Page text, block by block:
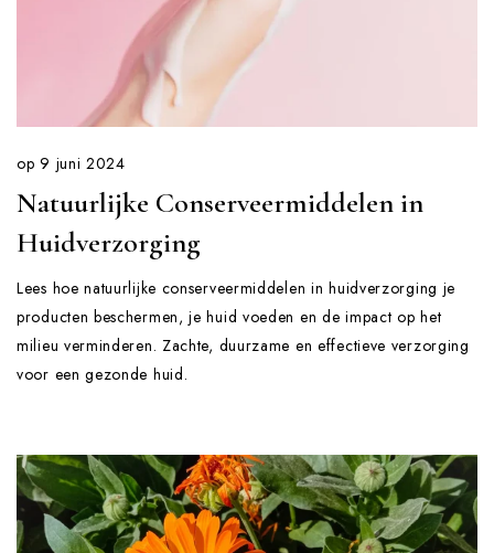
op 9 juni 2024
Natuurlijke Conserveermiddelen in
Huidverzorging
Lees hoe natuurlijke conserveermiddelen in huidverzorging je
producten beschermen, je huid voeden en de impact op het
milieu verminderen. Zachte, duurzame en effectieve verzorging
voor een gezonde huid.